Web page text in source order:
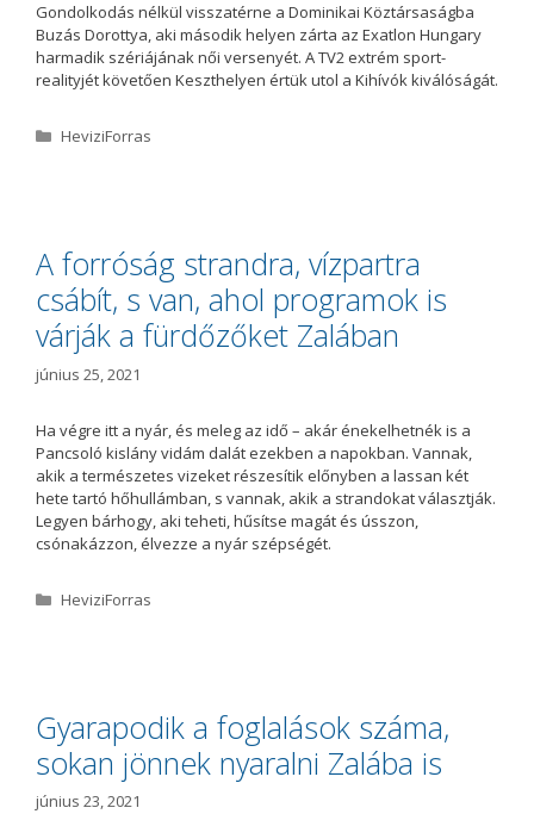
Gondolkodás nélkül visszatérne a Dominikai Köztársaságba
Buzás Dorottya, aki második helyen zárta az Exatlon Hungary
harmadik szériájának női versenyét. A TV2 extrém sport-
realityjét követően Keszthelyen értük utol a Kihívók kiválóságát.
K
ó
i
a
HeviziForras
A forróság strandra, vízpartra
csábít, s van, ahol programok is
várják a fürdőzőket Zalában
június 25, 2021
Ha végre itt a nyár, és meleg az idő – akár énekelhetnék is a
Pancsoló kislány vidám dalát ezekben a napokban. Vannak,
akik a természetes vizeket részesítik előnyben a lassan két
hete tartó hőhullámban, s vannak, akik a strandokat választják.
Legyen bárhogy, aki teheti, hűsítse magát és ússzon,
csónakázzon, élvezze a nyár szépségét.
K
r
i
a
HeviziForras
Gyarapodik a foglalások száma,
sokan jönnek nyaralni Zalába is
június 23, 2021